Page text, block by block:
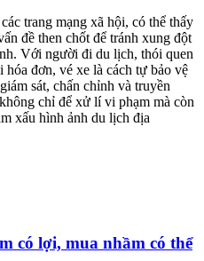
trang mạng xã hội, có thể thấy
đề then chốt để tránh xung đột
Với người đi du lịch, thói quen
đơn, vé xe là cách tự bảo vệ
sát, chấn chỉnh và truyền
chỉ để xử lí vi phạm mà còn
xấu hình ảnh du lịch địa
có lợi, mua nhầm có thể